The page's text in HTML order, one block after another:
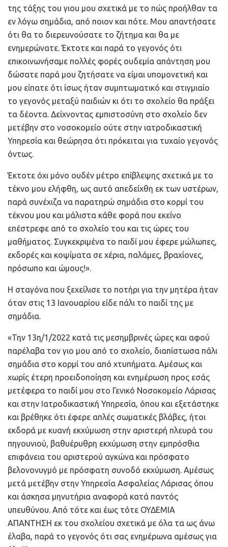
της τάξης του γιου μου σχετικά με το πώς προήλθαν τα
εν λόγω σημάδια, από ποιον και πότε. Μου απαντήσατε
ότι θα το διερευνούσατε το ζήτημα και θα με
ενημερώνατε. Έκτοτε και παρά το γεγονός ότι
επικοινωνήσαμε πολλές φορές ουδεμία απάντηση μου
δώσατε παρά μου ζητήσατε να είμαι υπομονετική και
μου είπατε ότι ίσως ήταν συμπτωματικό και στιγμιαίο
το γεγονός μεταξύ παιδιών κι ότι το σχολείο θα πράξει
τα δέοντα. Δείχνοντας εμπιστοσύνη στο σχολείο δεν
μετέβην στο νοσοκομείο ούτε στην ιατροδικαστική
Υπηρεσία και θεώρησα ότι πρόκειται για τυχαίο γεγονός
όντως.
Έκτοτε όχι μόνο ουδέν μέτρο επίβλεψης σχετικά με το
τέκνο μου ελήφθη, ως αυτό απεδείχθη εκ των υστέρων,
παρά συνέχιζα να παρατηρώ σημάδια στο κορμί του
τέκνου μου και μάλιστα κάθε φορά που εκείνο
επέστρεφε από το σχολείο του και τις ώρες του
μαθήματος. Συγκεκριμένα το παιδί μου έφερε μώλωπες,
εκδορές και κοψίματα σε χέρια, παλάμες, βραχίονες,
πρόσωπο και ώμους!».
Η σταγόνα που ξεχείλισε το ποτήρι για την μητέρα ήταν
όταν στις 13 Ιανουαρίου είδε πάλι το παιδί της με
σημάδια.
«Την 13η/1/2022 κατά τις μεσημβρινές ώρες και αφού
παρέλαβα τον γιο μου από το σχολείο, διαπίστωσα πάλι
σημάδια στο κορμί του από χτυπήματα. Αμέσως και
χωρίς έτερη προειδοποίηση και ενημέρωση προς εσάς
μετέφερα το παιδί μου στο Γενικό Νοσοκομείο Λάρισας
και στην Ιατροδικαστική Υπηρεσία, όπου και εξετάστηκε
και βρέθηκε ότι έφερε απλές σωματικές βλάβες, ήτοι
εκδορά με κυανή εκχύμωση στην αριστερή πλευρά του
πηγουνιού, βαθυέρυθρη εκχύμωση στην εμπρόσθια
επιφάνεια του αριστερού αγκώνα και πρόσφατο
βελονονυγμό με πρόσφατη συνοδό εκχύμωση. Αμέσως
μετά μετέβην στην Υπηρεσία Ασφαλείας Λάρισας όπου
και άσκησα μηνυτήρια αναφορά κατά παντός
υπευθύνου. Από τότε και έως τότε ΟΥΔΕΜΙΑ
ΑΠΑΝΤΗΣΗ εκ του σχολείου σχετικά με όλα τα ως άνω
έλαβα, παρά το γεγονός ότι σας ενημέρωνα αμέσως για